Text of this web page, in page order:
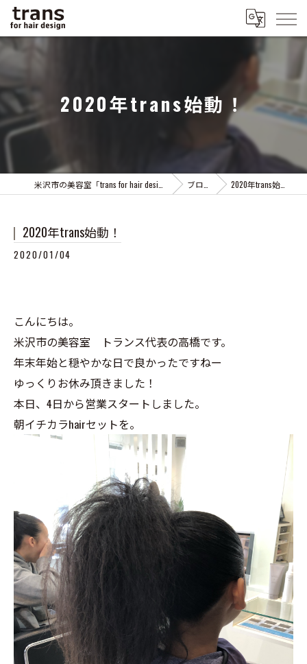
2020年trans始動！
ブログ 2020年trans始動！
2020年trans始動！
2020/01/04
こんにちは。
米沢市の美容室 トランス代表の高橋です。
年末年始と穏やかな日で良かったですねー
ゆっくりお休み頂きました！
本日、4日から営業スタートしました。
朝イチカラhairセットを。